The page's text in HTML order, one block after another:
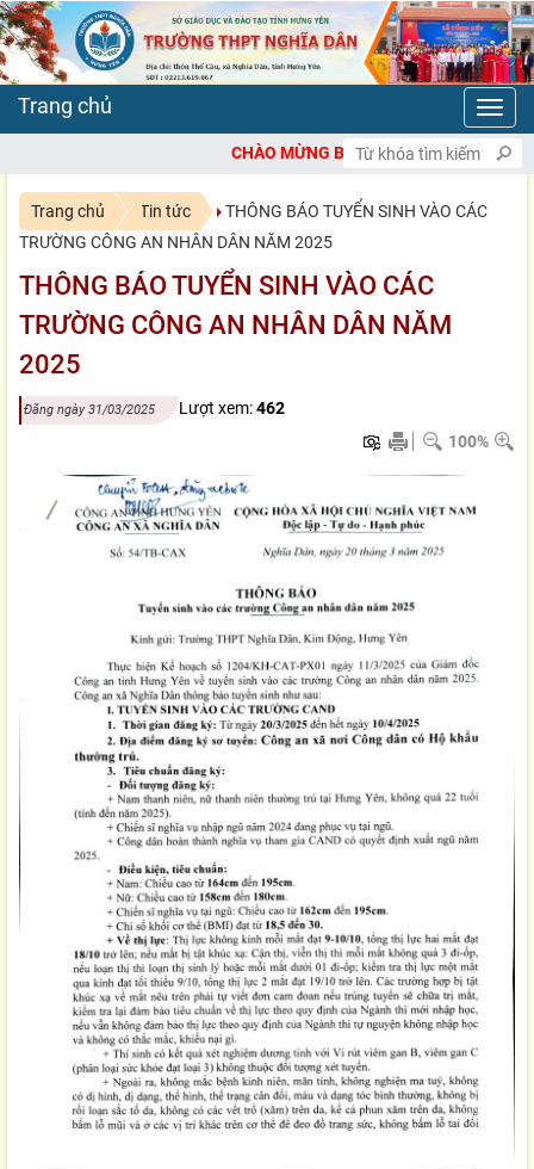
CHÀO MỪNG BẠN ĐẾN VỚI CỔNG THÔNG TIN ĐIỆN
Trang chủ Tin tức
THÔNG BÁO TUYỂN SINH VÀO CÁC
TRƯỜNG CÔNG AN NHÂN DÂN NĂM 2025
THÔNG BÁO TUYỂN SINH VÀO CÁC
TRƯỜNG CÔNG AN NHÂN DÂN NĂM
2025
Đăng ngày 31/03/2025 Lượt xem:462
100%